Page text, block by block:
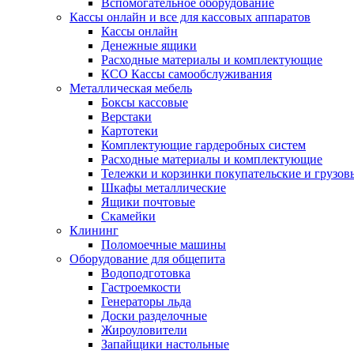
Вспомогательное оборудование
Кассы онлайн и все для кассовых аппаратов
Кассы онлайн
Денежные ящики
Расходные материалы и комплектующие
КСО Кассы самообслуживания
Металлическая мебель
Боксы кассовые
Верстаки
Картотеки
Комплектующие гардеробных систем
Расходные материалы и комплектующие
Тележки и корзинки покупательские и
Шкафы металлические
Ящики почтовые
Скамейки
Клининг
Поломоечные машины
Оборудование для общепита
Водоподготовка
Гастроемкости
Генераторы льда
Доски разделочные
Жироуловители
Запайщики настольные